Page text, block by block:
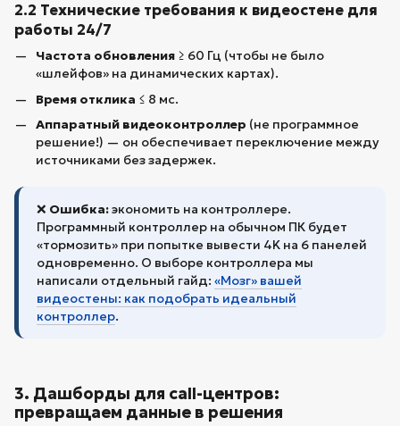
2.2 Технические требования к видеостене для
работы 24/7
Частота обновления ≥ 60 Гц (чтобы не было
«шлейфов» на динамических картах).
Время отклика ≤ 8 мс.
Аппаратный видеоконтроллер (не программное
решение!) — он обеспечивает переключение между
источниками без задержек.
❌ Ошибка:экономить на контроллере.
Программный контроллер на обычном ПК будет
«тормозить» при попытке вывести 4K на 6 панелей
одновременно. О выборе контроллера мы
написали отдельный гайд: «Мозг» вашей
видеостены: как подобрать идеальный
контроллер.
3. Дашборды для call-центров:
превращаем данные в решения